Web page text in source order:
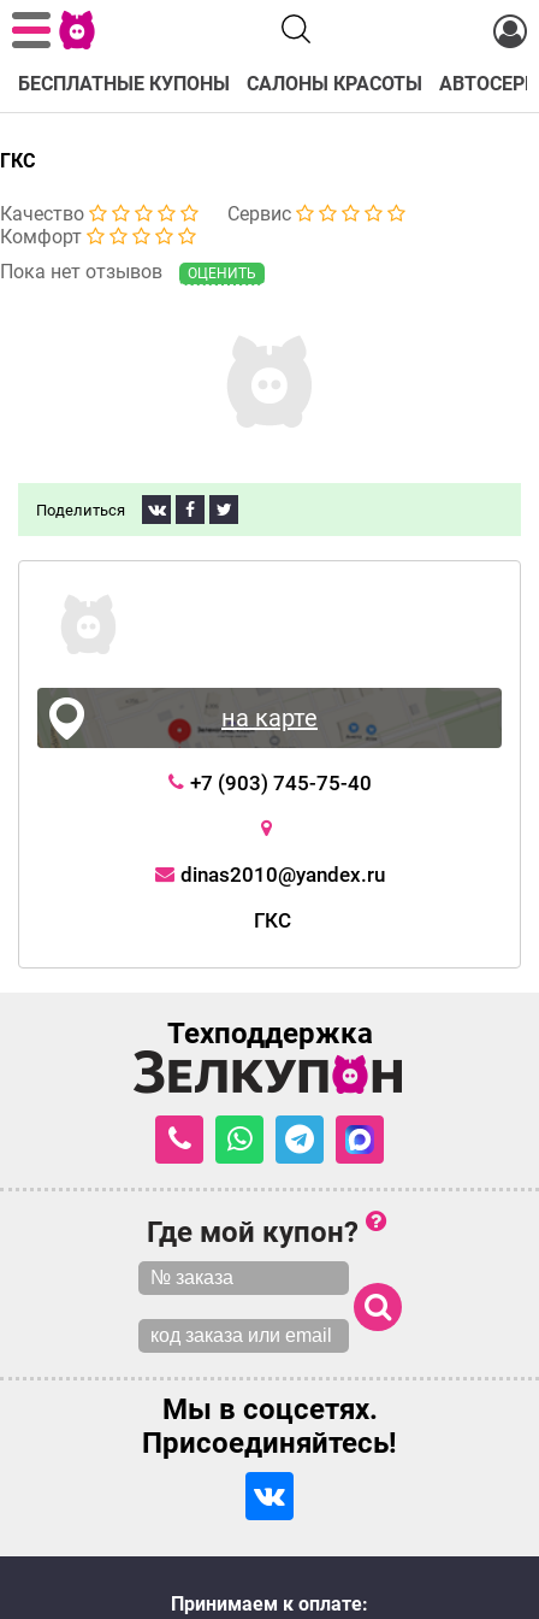
БЕСПЛАТНЫЕ КУПОНЫ САЛОНЫ КРАСОТЫ
ГКС
Качество
Сервис
Комфорт
Пока нет отзывов
ОЦЕНИТЬ
Поделиться
на карте
+7 (903) 745-75-40
dinas2010@yandex.ru
ГКС
Техподдержка
Где мой купон?
Мы в соцсетях.
Присоединяйтесь!
Принимаем к оплате: